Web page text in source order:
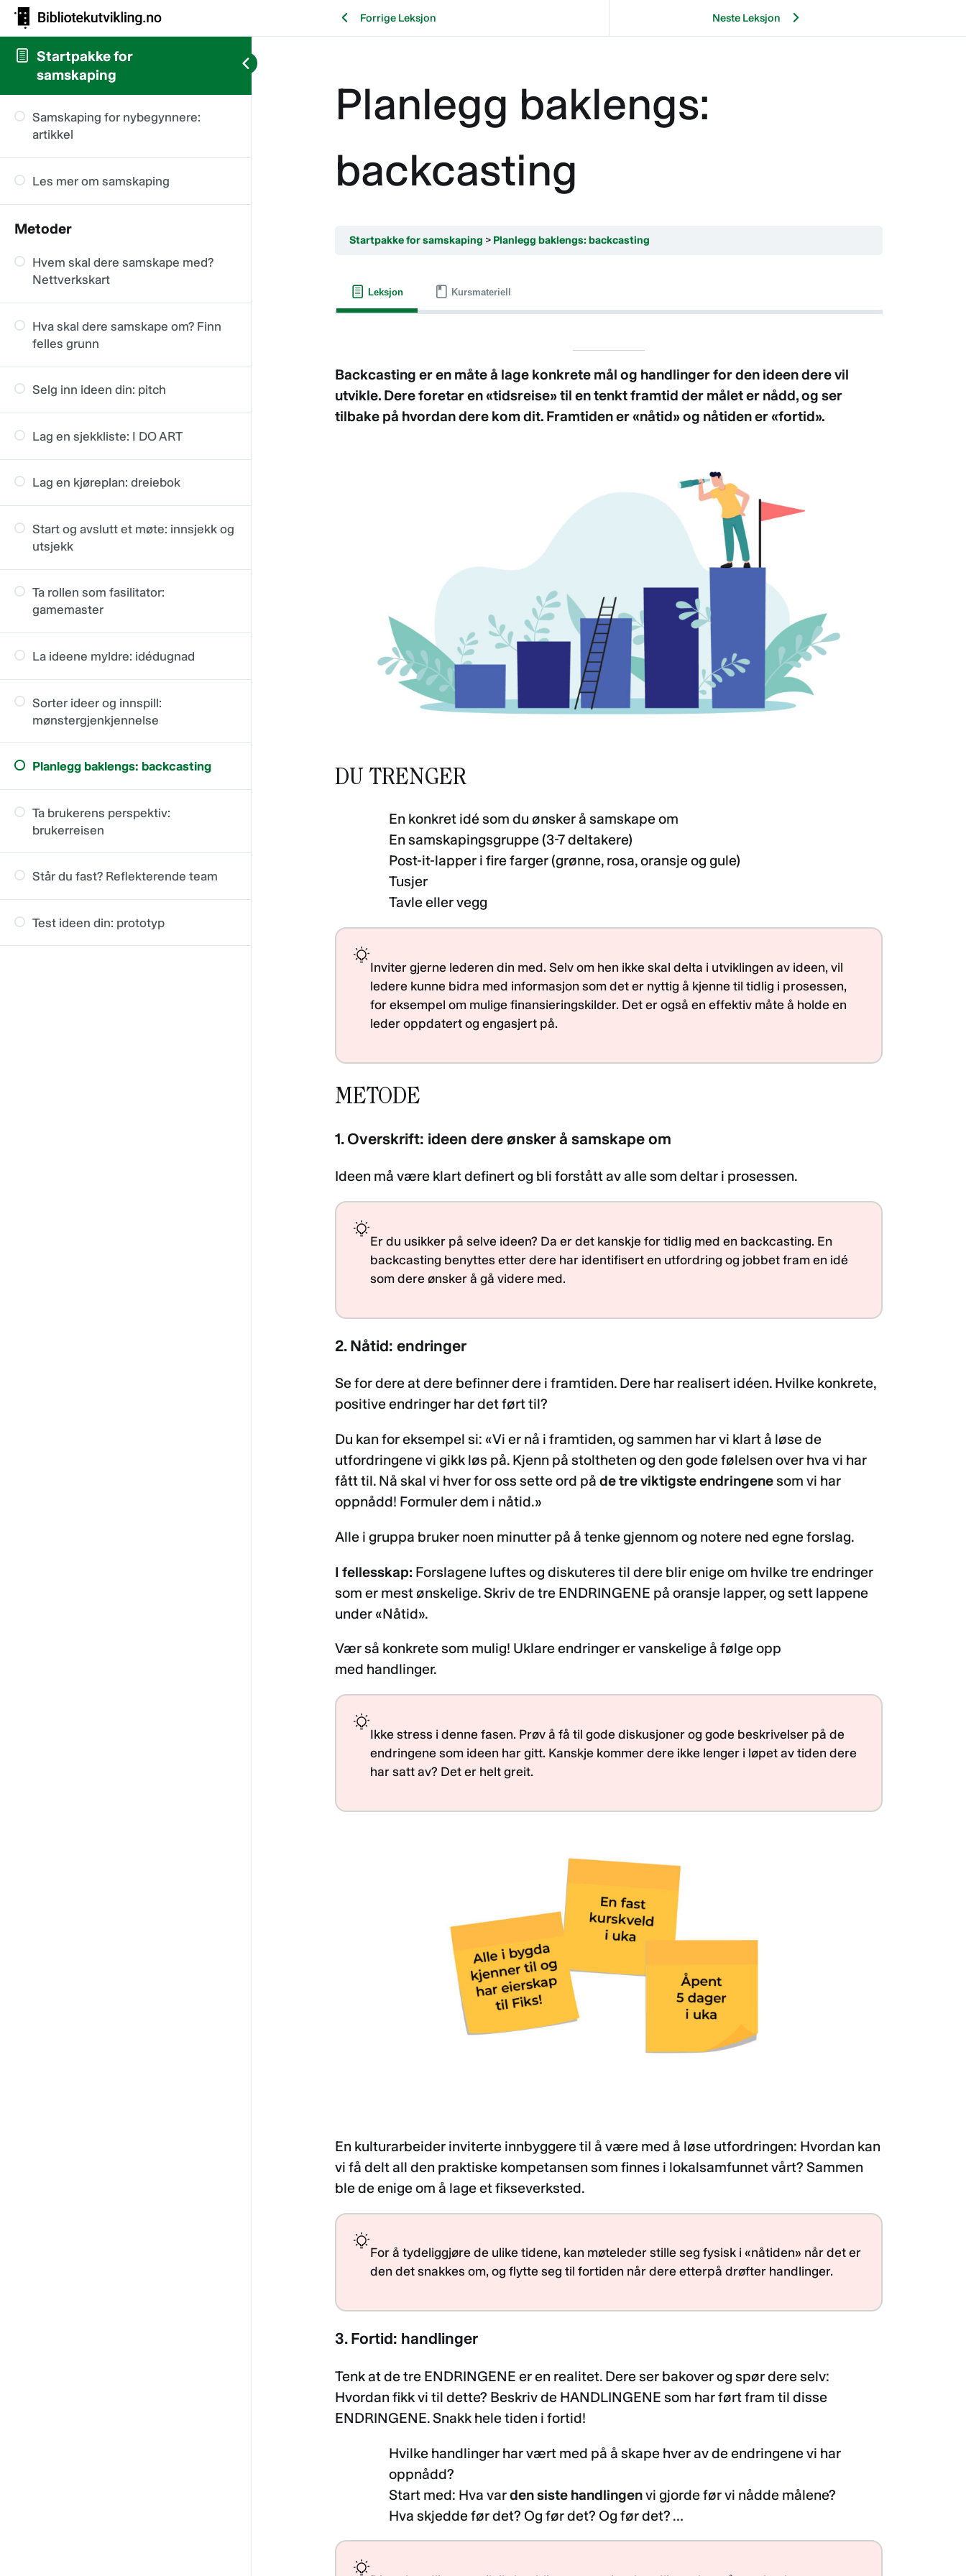
Startpakke for
samskaping
Samskaping for nybegynnere:
artikkel
Les mer om samskaping
Metoder
Hvem skal dere samskape med?
Nettverkskart
Hva skal dere samskape om? Finn
felles grunn
Selg inn ideen din: pitch
Lag en sjekkliste: I DO ART
Lag en kjøreplan: dreiebok
Start og avslutt et møte: innsjekk og
utsjekk
Ta rollen som fasilitator:
gamemaster
La ideene myldre: idédugnad
Sorter ideer og innspill:
mønstergjenkjennelse
Planlegg baklengs: backcasting
Ta brukerens perspektiv:
brukerreisen
Står du fast? Reflekterende team
Test ideen din: prototyp
Forrige Leksjon Neste Leksjon
Planlegg baklengs:
backcasting
Startpakke for samskaping Planlegg baklengs: backcasting
Leksjon Kursmateriell
Backcasting er en måte å lage konkrete mål og handlinger for den ideen dere vil
utvikle. Dere foretar en «tidsreise» til en tenkt framtid der målet er nådd, og ser
tilbake på hvordan dere kom dit. Framtiden er «nåtid» og nåtiden er «fortid».
DU TRENGER
En konkret idé som du ønsker å samskape om
En samskapingsgruppe (3-7 deltakere)
Post-it-lapper i fire farger (grønne, rosa, oransje og gule)
Tusjer
Tavle eller vegg
Inviter gjerne lederen din med. Selv om hen ikke skal delta i utviklingen av ideen, vil
ledere kunne bidra med informasjon som det er nyttig å kjenne til tidlig i prosessen,
for eksempel om mulige finansieringskilder. Det er også en effektiv måte å holde en
leder oppdatert og engasjert på.
METODE
1. Overskrift: ideen dere ønsker å samskape om
Ideen må være klart definert og bli forstått av alle som deltar i prosessen.
Er du usikker på selve ideen? Da er det kanskje for tidlig med en backcasting. En
backcasting benyttes etter dere har identifisert en utfordring og jobbet fram en idé
som dere ønsker å gå videre med.
2. Nåtid: endringer
Se for dere at dere befinner dere i framtiden. Dere har realisert idéen. Hvilke konkrete,
positive endringer har det ført til?
Du kan for eksempel si: «Vi er nå i framtiden, og sammen har vi klart å løse de
utfordringene vi gikk løs på. Kjenn på stoltheten og den gode følelsen over hva vi har
fått til. Nå skal vi hver for oss sette ord på de tre viktigste endringenesom vi har
oppnådd! Formuler dem i nåtid.»
Alle i gruppa bruker noen minutter på å tenke gjennom og notere ned egne forslag.
I fellesskap: Forslagene luftes og diskuteres til dere blir enige om hvilke tre endringer
som er mest ønskelige. Skriv de tre ENDRINGENE på oransje lapper, og sett lappene
under «Nåtid».
Vær så konkrete som mulig! Uklare endringer er vanskelige å følge opp
med handlinger.
Ikke stress i denne fasen. Prøv å få til gode diskusjoner og gode beskrivelser på de
endringene som ideen har gitt. Kanskje kommer dere ikke lenger i løpet av tiden dere
har satt av? Det er helt greit.
En kulturarbeider inviterte innbyggere til å være med å løse utfordringen: Hvordan kan
vi få delt all den praktiske kompetansen som finnes i lokalsamfunnet vårt? Sammen
ble de enige om å lage et fikseverksted.
For å tydeliggjøre de ulike tidene, kan møteleder stille seg fysisk i «nåtiden» når det er
den det snakkes om, og flytte seg til fortiden når dere etterpå drøfter handlinger.
3.Fortid: handlinger
Tenk at de tre ENDRINGENE er en realitet. Dere ser bakover og spør dere selv:
Hvordan fikk vi til dette? Beskriv de HANDLINGENE som har ført fram til disse
ENDRINGENE. Snakk hele tiden i fortid!
Hvilke handlinger har vært med på å skape hver av de endringene vi har
oppnådd?
Start med: Hva varden siste handlingenvi gjorde før vi nådde målene?
Hva skjedde før det? Og før det? Og før det? …